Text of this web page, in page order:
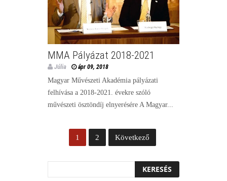
MMA Pályázat 2018-2021
Júlia ápr 09, 2018
Magyar Művészeti Akadémia pályázati
felhívása a 2018-2021. évekre szóló
művészeti ösztöndíj elnyerésére A Magyar...
1 2 Következő